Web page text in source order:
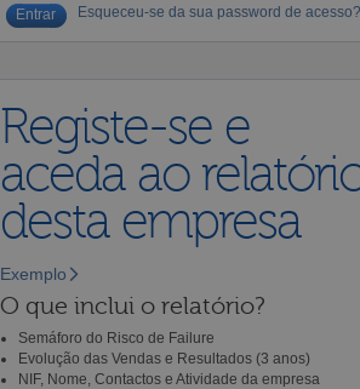
Esqueceu-se da sua password de acesso?
Registe-se e
aceda ao
desta empresa
Exemplo
O que inclui o relatório?
Semáforo do Risco de Failure
Evolução das Vendas e Resultados (3 anos)
NIF, Nome, Contactos e Atividade da empresa